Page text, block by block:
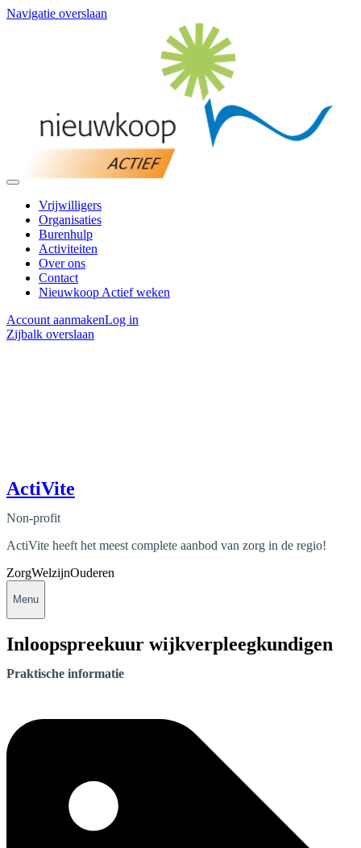
Navigatie overslaan
Vrijwilligers
Organisaties
Burenhulp
Activiteiten
Over ons
Contact
Nieuwkoop Actief weken
Account aanmakenLog in
Zijbalk overslaan
ActiVite
Non-profit
ActiVite heeft het meest complete aanbod van zorg in de regio!
ZorgWelzijnOuderen
Menu
Inloopspreekuur wijkverpleegkundigen
Praktische informatie